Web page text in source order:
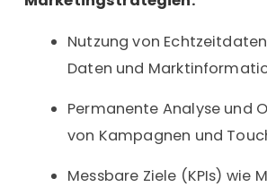
Nutzung von
Daten und
Permanente Analyse und
von Kampagnen und
Messbare Ziele (KPIs) wie